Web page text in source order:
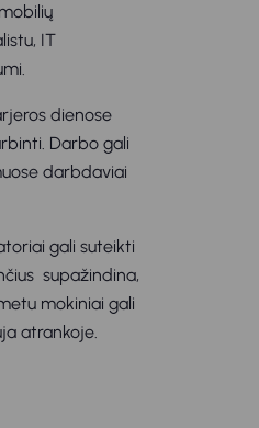
IT
dienose
Darbo gali
darbdaviai
gali suteikti
supažindina,
mokiniai gali
atrankoje.